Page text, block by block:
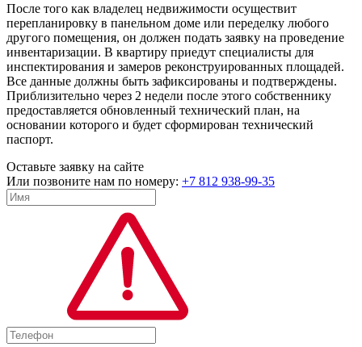
После того как владелец недвижимости осуществит
перепланировку в панельном доме или переделку любого
другого помещения, он должен подать заявку на проведение
инвентаризации. В квартиру приедут специалисты для
инспектирования и замеров реконструированных площадей.
Все данные должны быть зафиксированы и подтверждены.
Приблизительно через 2 недели после этого собственнику
предоставляется обновленный технический план, на
основании которого и будет сформирован технический
паспорт.
Оставьте заявку на сайте
Или позвоните нам по номеру: +7 812 938-99-35